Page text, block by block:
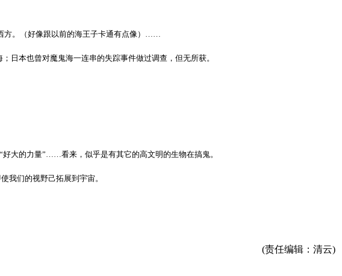
方。（好像跟以前的海王子卡通有点像）……
日本也曾对魔鬼海一连串的失踪事件做过调查，但无所获。
大的力量”……看来，似乎是有其它的高文明的生物在搞鬼。
们的视野己拓展到宇宙。
(责任编辑：清云)